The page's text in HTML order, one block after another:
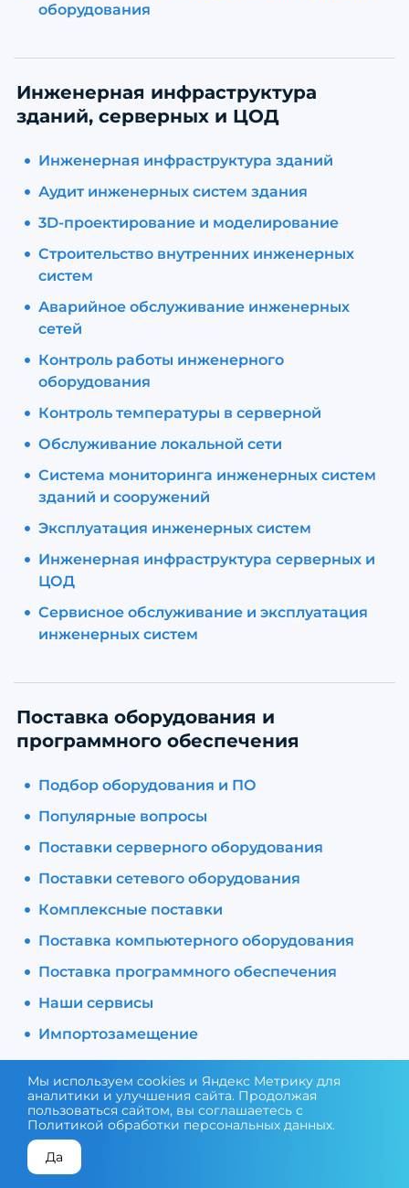
оборудования
Инженерная инфраструктура
зданий, серверных и ЦОД
Инженерная инфраструктура зданий
Аудит инженерных систем здания
3D-проектирование и моделирование
Строительство внутренних инженерных
систем
Аварийное обслуживание инженерных
сетей
Контроль работы инженерного
оборудования
Контроль температуры в серверной
Обслуживание локальной сети
Система мониторинга инженерных систем
зданий и сооружений
Эксплуатация инженерных систем
Инженерная инфраструктура серверных и
ЦОД
Сервисное обслуживание и эксплуатация
инженерных систем
Поставка оборудования и
программного обеспечения
Подбор оборудования и ПО
Популярные вопросы
Поставки серверного оборудования
Поставки сетевого оборудования
Комплексные поставки
Поставка компьютерного оборудования
Поставка программного обеспечения
Наши сервисы
Импортозамещение
Облачные решения, виртуализация
и услуги ЦОД
КОНСУЛЬТАЦИЯ ЭКСПЕРТА
Мы используем cookies и Яндекс Метрику для
аналитики и улучшения сайта. Продолжая
пользоваться сайтом, вы соглашаетесь с
Политикой обработки персональных данных.
Да